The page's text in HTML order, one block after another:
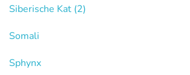
Siberische Kat (2)
Somali
Sphynx